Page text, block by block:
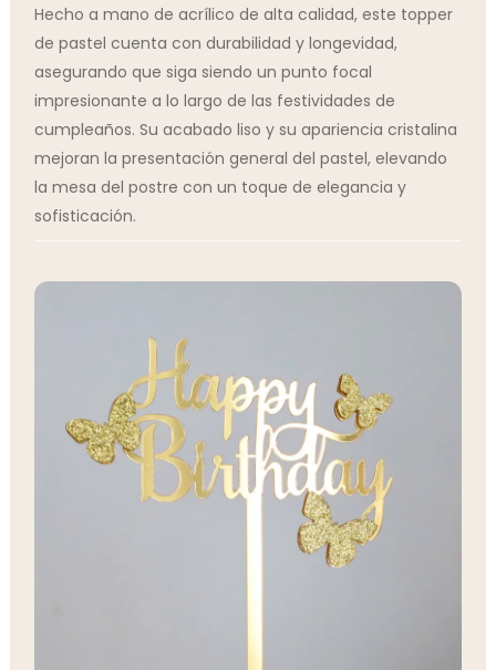
Hecho a mano de acrílico de alta calidad, este topper
de pastel cuenta con durabilidad y longevidad,
asegurando que siga siendo un punto focal
impresionante a lo largo de las festividades de
cumpleaños. Su acabado liso y su apariencia cristalina
mejoran la presentación general del pastel, elevando
la mesa del postre con un toque de elegancia y
sofisticación.